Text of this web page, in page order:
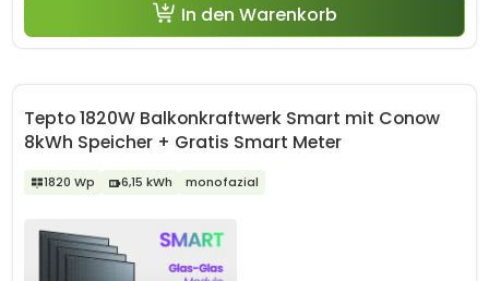
In den Warenkorb
Tepto 1820W Balkonkraftwerk Smart mit Conow
8kWh Speicher + Gratis Smart Meter
1820 Wp 6,15 kWh monofazial